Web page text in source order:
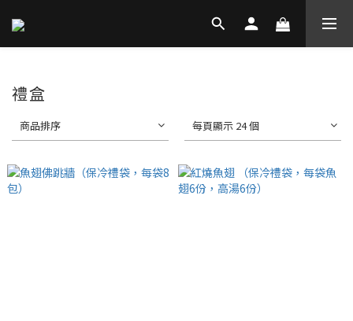
禮盒
商品排序 每頁顯示 24 個